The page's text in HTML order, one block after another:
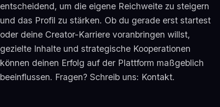
entscheidend, um die eigene Reichweite zu steigern
und das Profil zu stärken. Ob du gerade erst startest
oder deine Creator-Karriere voranbringen willst,
gezielte Inhalte und strategische Kooperationen
können deinen Erfolg auf der Plattform maßgeblich
beeinflussen. Fragen? Schreib uns: Kontakt.